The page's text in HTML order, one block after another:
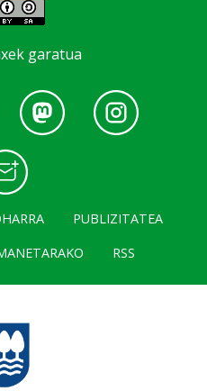
garatua
PUBLIZITATEA
RSS